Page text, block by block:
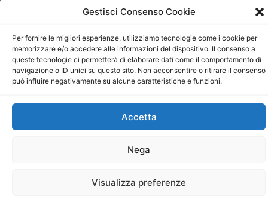
Gestisci Consenso Cookie
Per fornire le migliori esperienze, utilizziamo tecnologie come i cookie per
memorizzare e/o accedere alle informazioni del dispositivo. Il consenso a
queste tecnologie ci permetterà di elaborare dati come il comportamento di
navigazione o ID unici su questo sito. Non acconsentire o ritirare il consenso
può influire negativamente su alcune caratteristiche e funzioni.
Accetta
Nega
Visualizza preferenze